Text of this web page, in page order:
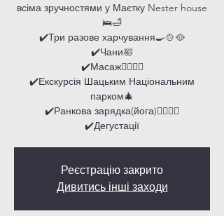
всіма зручностями у Маєтку Nester house
🛌🛁
✔️Три разове харчування🍳🍲🥘
✔️Чани🛀
✔️Масаж💆‍♀️💆‍♂️
✔️Екскурсія Шацьким Національним
парком🎄
✔️Ранкова зарядка(йога)🧘‍♂️🧘‍♀️
✔️Дегустації
Реєстрацію закрито
Дивитись інші заходи